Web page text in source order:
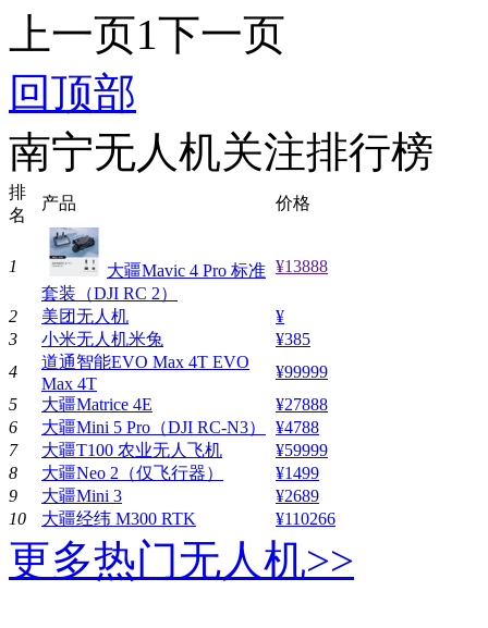
上一页1下一页
回顶部
南宁无人机关注排行榜
排
名
产品 价格
1
大疆Mavic 4 Pro 标准
套装（DJI RC 2）
¥13888
2 美团无人机
¥
3
小米无人机米兔
¥385
4
道通智能EVO Max 4T EVO
Max 4T
¥99999
5
大疆Matrice 4E
¥27888
6
大疆Mini 5 Pro（DJI RC-N3）
¥4788
7
大疆T100 农业无人飞机
¥59999
8
大疆Neo 2（仅飞行器）
¥1499
9
大疆Mini 3
¥2689
10
大疆经纬 M300 RTK ¥110266
更多热门无人机>>